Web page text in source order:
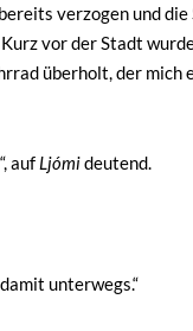
verzogen und die
vor der Stadt
überholt, der mich
auf Ljómideutend.
unterwegs.“